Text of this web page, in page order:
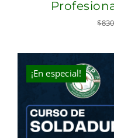
$
¡En especial!